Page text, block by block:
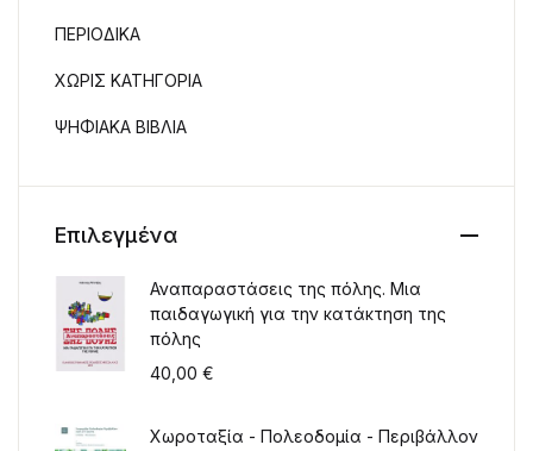
ΠΕΡΙΟΔΙΚΑ
ΧΩΡΙΣ ΚΑΤΗΓΟΡΙΑ
ΨΗΦΙΑΚΑ ΒΙΒΛΙΑ
Επιλεγμένα
Αναπαραστάσεις της πόλης. Μια
παιδαγωγική για την κατάκτηση της
πόλης
40,00 €
Χωροταξία - Πολεοδομία - Περιβάλλον